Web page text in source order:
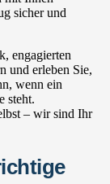
sicher und
engagierten
und erleben Sie,
wenn ein
steht.
– wir sind Ihr